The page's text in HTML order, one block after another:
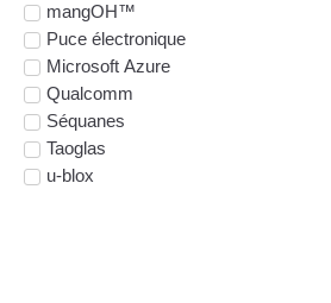
mangOH™
Puce électronique
Microsoft Azure
Qualcomm
Séquanes
Taoglas
u-blox